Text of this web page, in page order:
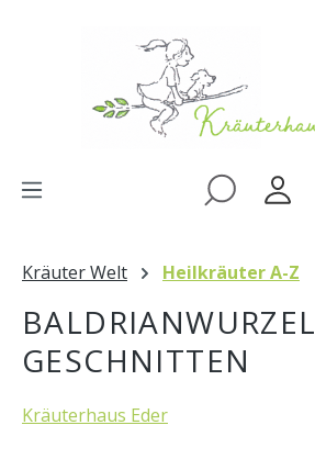
Kräuter Welt Heilkräuter A-Z
BALDRIANWURZEL
GESCHNITTEN
Kräuterhaus Eder